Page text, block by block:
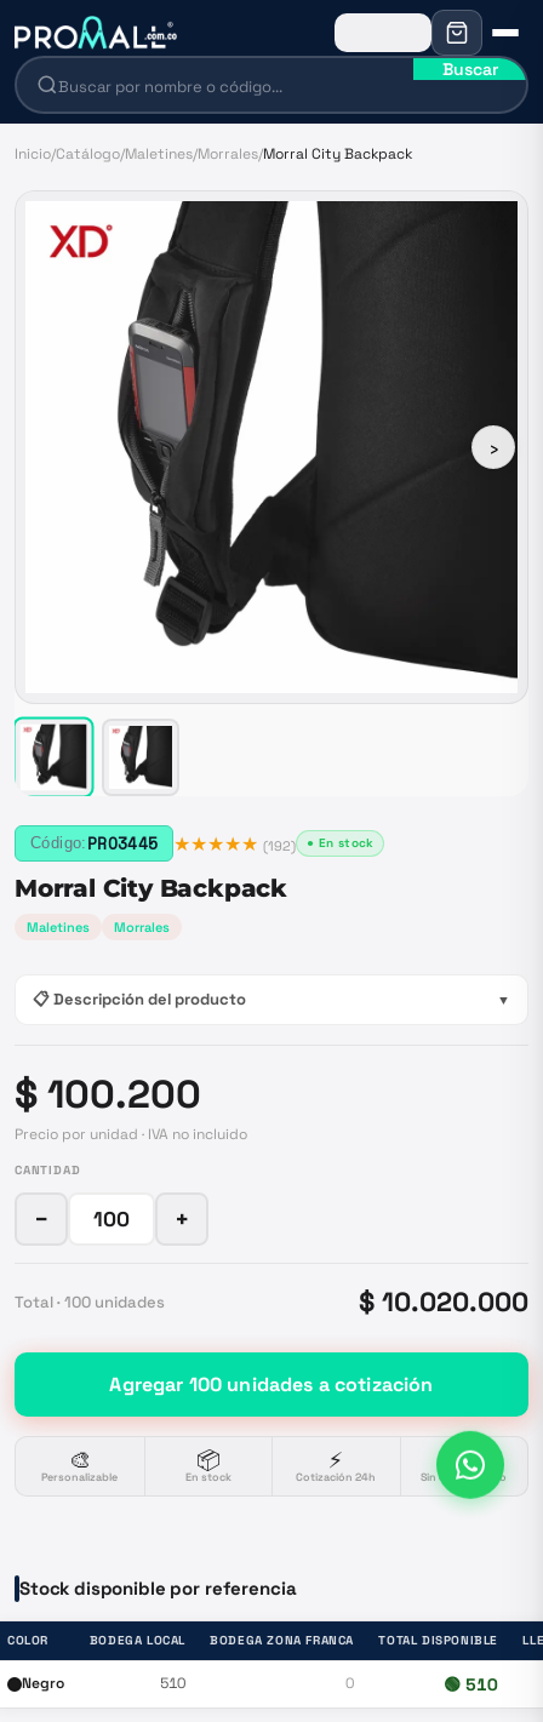
Buscar
Inicio/Catálogo/Maletines/Morrales/Morral City Backpack
›
Código: PRO3445 ★★★★★ (192) ● En stock
Morral City Backpack
Maletines Morrales
📋 Descripción del producto ▼
$ 100.200
Precio por unidad · IVA no incluido
CANTIDAD
− +
Total · 100 unidades $ 10.020.000
Agregar 100 unidades a cotización
🎨
Personalizable
📦
En stock
⚡
Cotización 24h
🔒
Sin compromiso
Stock disponible por referencia
COLOR BODEGA LOCAL BODEGA ZONA FRANCA TOTAL DISPONIBLE
Negro 510 0 🟢 510